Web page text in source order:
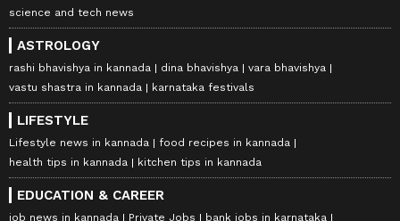
science and tech news
ASTROLOGY
rashi bhavishya in kannada dina bhavishya
vara bhavishya
vastu shastra in kannada
karnataka festivals
LIFESTYLE
Lifestyle news in kannada
food recipes in kannada
health tips in kannada
kitchen tips in kannada
EDUCATION & CAREER
job news in kannada Private Jobs
bank jobs in karnataka